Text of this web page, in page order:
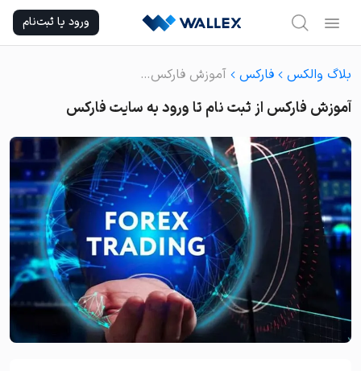
content
ورود یا ثبت‌نام
بلاگ والکس فارکس آموزش فارکس از ثبت نام تا ورود به سایت فارکس
آموزش فارکس از ثبت نام تا ورود به سایت فارکس